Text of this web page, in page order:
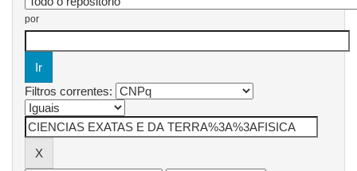
por
Filtros correntes: